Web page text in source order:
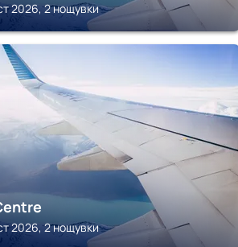
2026, 2 нощувки
2026, 2 нощувки